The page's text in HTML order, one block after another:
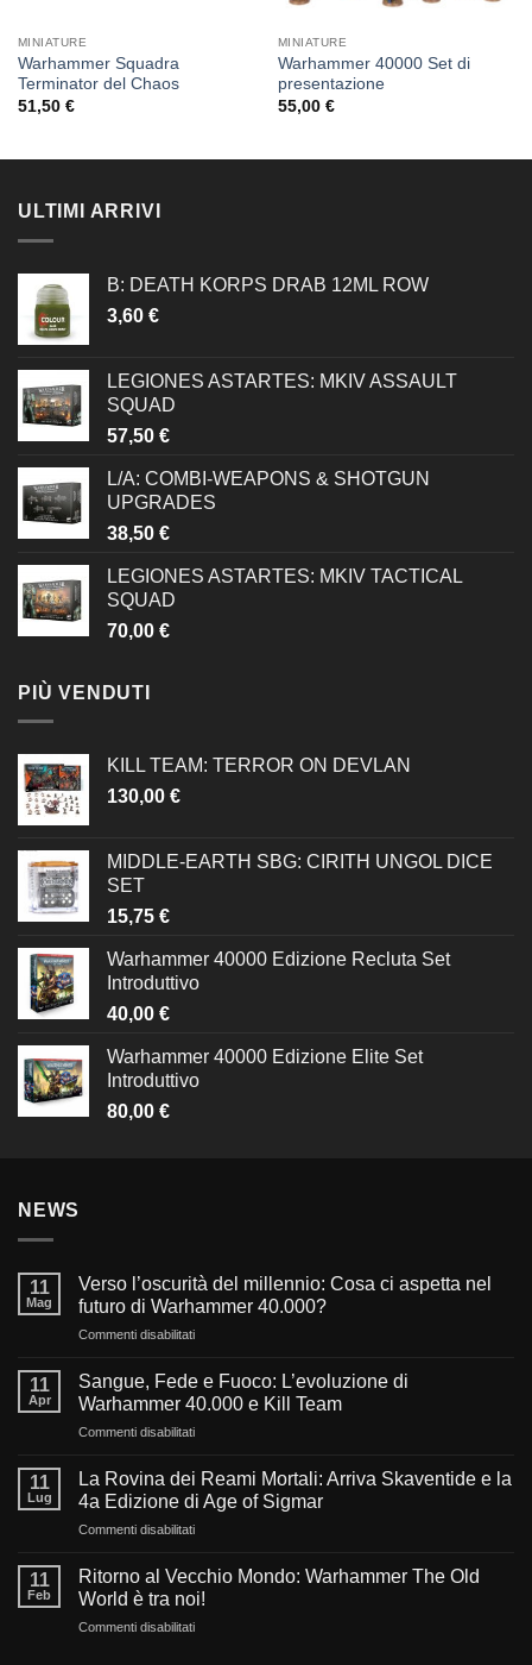
MINIATURE
Warhammer Squadra
Terminator del Chaos
51,50 €
MINIATURE
Warhammer 40000 Set di
presentazione
55,00 €
ULTIMI ARRIVI
B: DEATH KORPS DRAB 12ML ROW
3,60 €
LEGIONES ASTARTES: MKIV ASSAULT
SQUAD
57,50 €
L/A: COMBI-WEAPONS & SHOTGUN
UPGRADES
38,50 €
LEGIONES ASTARTES: MKIV TACTICAL
SQUAD
70,00 €
PIÙ VENDUTI
KILL TEAM: TERROR ON DEVLAN
130,00 €
MIDDLE-EARTH SBG: CIRITH UNGOL DICE
SET
15,75 €
Warhammer 40000 Edizione Recluta Set
Introduttivo
40,00 €
Warhammer 40000 Edizione Elite Set
Introduttivo
80,00 €
NEWS
11
Mag
Verso l’oscurità del millennio: Cosa ci aspetta nel
futuro di Warhammer 40.000?
Commenti disabilitatisu
l’oscurità
del
millennio:
Cosa
aspetta
nel
futuro
di
40.000?
11
Apr
Sangue, Fede e Fuoco: L’evoluzione di
Warhammer 40.000 e Kill Team
Commenti disabilitatisu
Fede
e
Fuoco:
L’evoluzione
Warhammer
40.000
Kill
11
Lug
La Rovina dei Reami Mortali: Arriva Skaventide e la
4a Edizione di Age of Sigmar
Commenti disabilitatisu
Rovina
dei
Reami
Mortali:
11
Feb
Ritorno al Vecchio Mondo: Warhammer The Old
World è tra noi!
Commenti disabilitatisu